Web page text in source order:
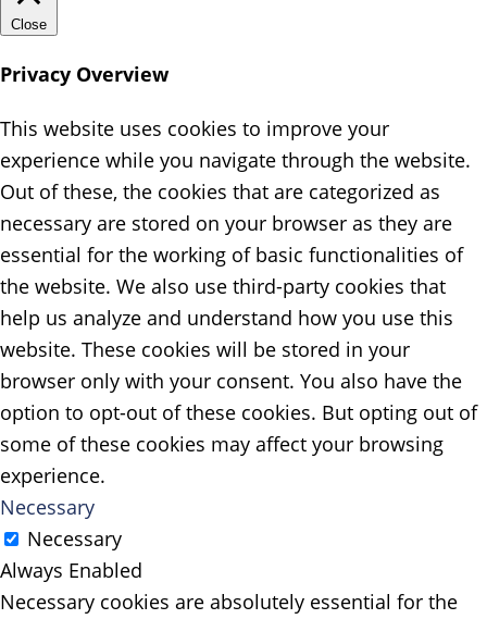
Close
Privacy Overview
This website uses cookies to improve your
experience while you navigate through the website.
Out of these, the cookies that are categorized as
necessary are stored on your browser as they are
essential for the working of basic functionalities of
the website. We also use third-party cookies that
help us analyze and understand how you use this
website. These cookies will be stored in your
browser only with your consent. You also have the
option to opt-out of these cookies. But opting out of
some of these cookies may affect your browsing
experience.
Necessary
Necessary
Always Enabled
Necessary cookies are absolutely essential for the